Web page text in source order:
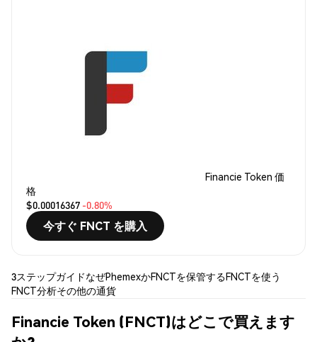
Financie Token 価
格
$0.00016367 -0.80%
今すぐ FNCT を購入
3ステップガイドなぜPhemexかFNCTを保管するFNCTを使う
FNCT分析その他の通貨
Financie Token (FNCT)はどこで買えます